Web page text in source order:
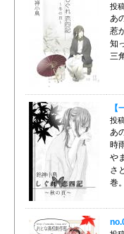
投
あ
惹
知
三
投
あ
時
や
さ
巻。